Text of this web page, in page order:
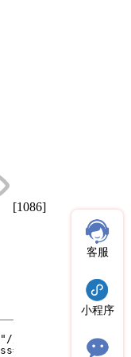
[1086]
客服
小程序